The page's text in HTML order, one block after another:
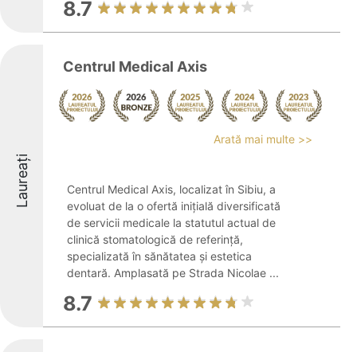
8.7
Laureați
Centrul Medical Axis
Arată mai multe >>
Centrul Medical Axis, localizat în Sibiu, a
evoluat de la o ofertă inițială diversificată
de servicii medicale la statutul actual de
clinică stomatologică de referință,
specializată în sănătatea și estetica
dentară. Amplasată pe Strada Nicolae ...
8.7